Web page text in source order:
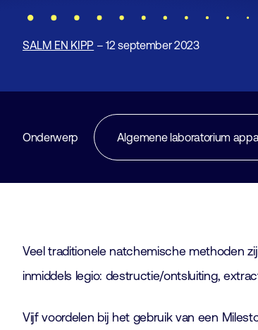
SALM EN KIPP – 12 september 2023
Onderwerp Algemene laboratorium
Veel traditionele natchemische methoden
inmiddels legio: destructie/ontsluiting,
Vijf voordelen bij het gebruik van een